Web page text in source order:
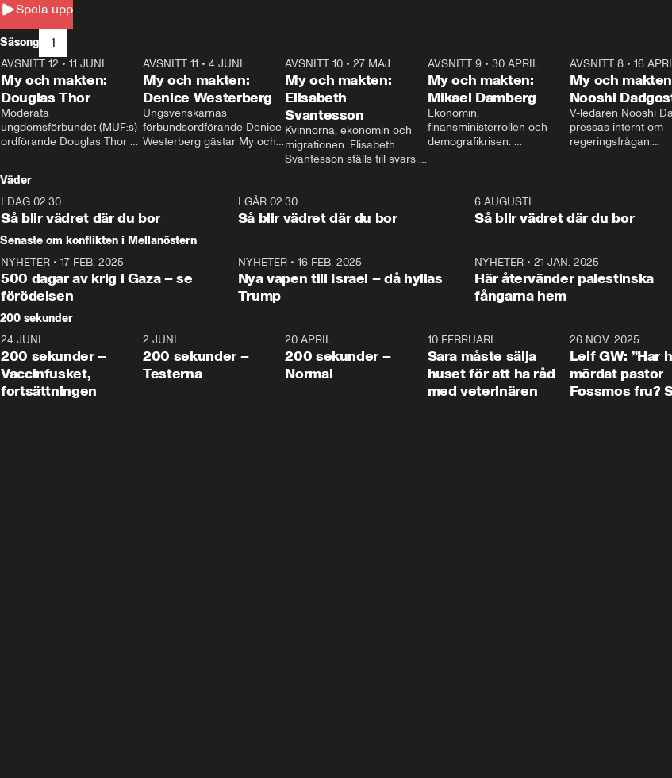
Spela upp
Säsong 1
26:27
AVSNITT 12 • 11 JUNI
My och makten:
Douglas Thor
Moderata
ungdomsförbundet (MUF:s)
ordförande Douglas Thor
tonårsutvisningarna och hur
Moderaterna ska locka
väljare till valet i höst.
23:40
AVSNITT 11 •4 JUNI
My och makten:
Denice Westerberg
Ungsvenskarnas
förbundsordförande Denice
Westerberg gästar My och
AVSNITT 10 •27 MAJ
My och makten:
Elisabeth
Svantesson
Kvinnorna, ekonomin och
migrationen. Elisabeth
Svantesson ställs till svars
AVSNITT 9• 30 APRIL
My och makten:
Mikael Damberg
Ekonomin,
finansministerrollen och
demografikrisen.
och Makten.
AVSNITT 8• 16
My och
Nooshi
V-ledaren Nooshi
pressas internt om
regeringsfrågan.
– Vi ställer upp i val.
vara med så sitter vi
Väder
I DAG 02:30
Så blir vädret där du bor
1:06
I GÅR 02:30
Så blir vädret där du bor
6 AUGUSTI
Så blir vädret där du bor
Senaste om konflikten i Mellanöstern
NYHETER • 17 FEB. 2025
500 dagar av krig i Gaza – se
förödelsen
NYHETER• 16 FEB. 2025
Nya vapen till Israel – då hyllas
Trump
NYHETER •21 JAN. 2025
Här återvänder palestinska
fångarna hem
200 sekunder
5:00
24 JUNI
200 sekunder –
Vaccinfusket,
fortsättningen
4:23
2 JUNI
200 sekunder –
Testerna
20 APRIL
200 sekunder –
Normal
10 FEBRUARI
Sara måste sälja
huset för att ha råd
med veterinären
26 NOV. 2025
Leif GW: ”Har
mördat pastor
Fossmos fru?